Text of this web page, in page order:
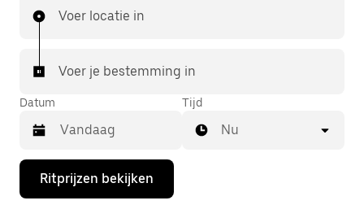
Voer locatie in
Voer je bestemming in
Datum
Druk
de
Tijd
Nu
Ritprijzen bekijken